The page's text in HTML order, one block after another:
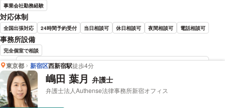
事業会社勤務経験
対応体制
全国出張対応 24時間予約受付 当日相談可 休日相談可 夜間相談可 電話相談可
事務所設備
完全個室で相談
清水 廣人 弁護士の詳細情報を見る
東京都 新宿区西新宿駅徒歩4分
嶋田 葉月 弁護士
弁護士法人Authense法律事務所新宿オフィス